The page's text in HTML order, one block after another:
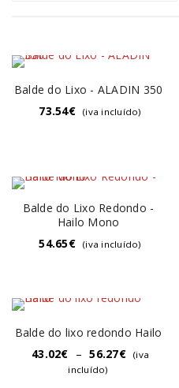
Balde do Lixo - ALADIN 350
73.54€ (iva incluído)
Balde do Lixo Redondo -
Hailo Mono
54.65€ (iva incluído)
Balde do lixo redondo Hailo
43.02€ – 56.27€
(iva
incluído)